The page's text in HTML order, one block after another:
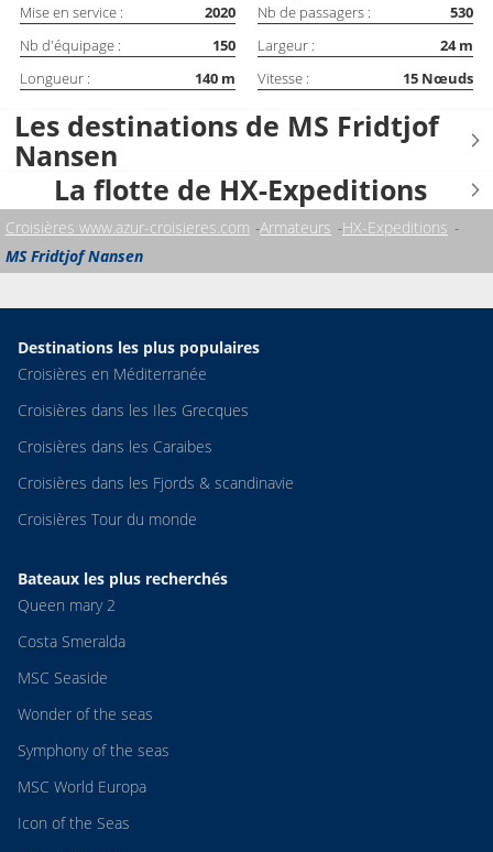
Mise en service : 2020 Nb de passagers :
530
Nb d'équipage :
150 Largeur : 24m
Longueur :
140 m Vitesse : 15 Nœuds
Les destinations de MS Fridtjof
Nansen
La flotte de HX-Expeditions
Croisières www.azur-croisieres.com Armateurs HX-Expeditions
MS Fridtjof Nansen
Destinations les plus populaires
Croisières en Méditerranée
Croisières dans les Iles Grecques
Croisières dans les Caraibes
Croisières dans les Fjords & scandinavie
Croisières Tour du monde
Bateaux les plus recherchés
Queen mary 2
Costa Smeralda
MSC Seaside
Wonder of the seas
Symphony of the seas
MSC World Europa
Icon of the Seas